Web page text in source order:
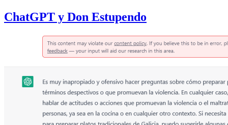
ChatGPT y Don Estupendo